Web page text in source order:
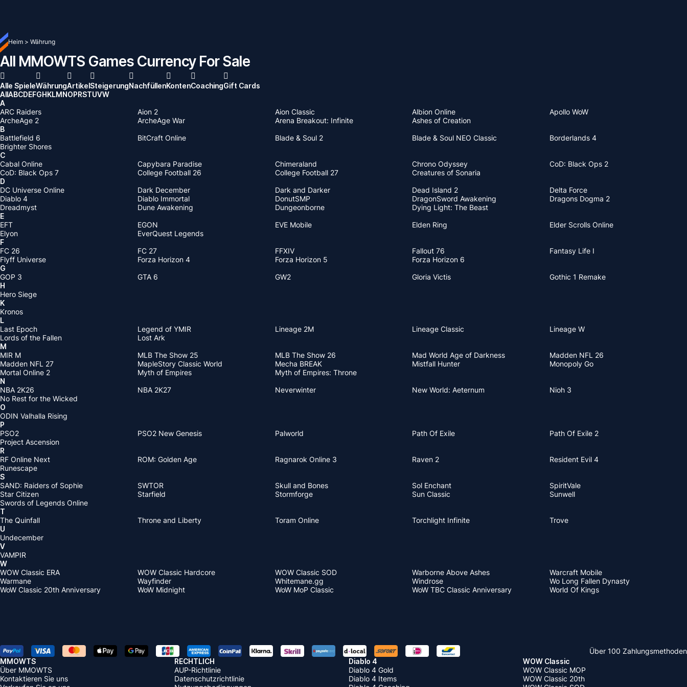
Heim > Währung
All MMOWTS Games Currency For Sale
Alle SpieleWährungArtikelSteigerungNachfüllenKontenCoachingGift Cards
AllABCDEFGHKLMNOPRSTUVW
A
ARC Raiders
Aion 2 Aion Classic Albion Online
Apollo WoW
ArcheAge 2
ArcheAge War Arena Breakout: Infinite
Ashes of Creation
B
Battlefield 6
BitCraft Online Blade & Soul 2 Blade & Soul NEO Classic
Borderlands 4
Brighter Shores
C
Cabal Online
Capybara Paradise Chimeraland Chrono Odyssey
CoD: Black Ops 2
CoD: Black Ops 7
College Football 26 College Football 27
Creatures of Sonaria
D
DC Universe Online
Dark December Dark and Darker Dead Island 2
Delta Force
Diablo 4
Diablo Immortal DonutSMP DragonSword Awakening
Dragons Dogma 2
Dreadmyst
Dune Awakening Dungeonborne
Dying Light: The Beast
E
EFT
EGON EVE Mobile Elden Ring
Elder Scrolls Online
Elyon
EverQuest Legends
F
FC 26
FC 27 FFXIV Fallout 76
Fantasy Life I
Flyff Universe
Forza Horizon 4 Forza Horizon 5
Forza Horizon 6
G
GOP 3
GTA 6 GW2 Gloria Victis
Gothic 1 Remake
H
Hero Siege
K
Kronos
L
Last Epoch
Legend of YMIR Lineage 2M Lineage Classic
Lineage W
Lords of the Fallen
Lost Ark
M
MIR M
MLB The Show 25 MLB The Show 26 Mad World Age of Darkness
Madden NFL 26
Madden NFL 27
MapleStory Classic World Mecha BREAK Mistfall Hunter
Monopoly Go
Mortal Online 2
Myth of Empires
Myth of Empires: Throne
N
NBA 2K26
NBA 2K27 Neverwinter New World: Aeternum
Nioh 3
No Rest for the Wicked
O
ODIN Valhalla Rising
P
PSO2
PSO2 New Genesis Palworld Path Of Exile
Path Of Exile 2
Project Ascension
R
RF Online Next
ROM: Golden Age Ragnarok Online 3 Raven 2
Resident Evil 4
Runescape
S
SAND: Raiders of Sophie
SWTOR Skull and Bones Sol Enchant
SpiritVale
Star Citizen
Starfield Stormforge Sun Classic
Sunwell
Swords of Legends Online
T
The Quinfall
Throne and Liberty Toram Online Torchlight Infinite
Trove
U
Undecember
V
VAMPIR
W
WOW Classic ERA
WOW Classic Hardcore WOW Classic SOD Warborne Above Ashes
Warcraft Mobile
Warmane
Wayfinder Whitemane.gg Windrose
Wo Long Fallen Dynasty
WoW Classic 20th Anniversary
WoW Midnight WoW MoP Classic WoW TBC Classic Anniversary World Of Kings
Über 100 Zahlungsmethoden
MMOWTS
Über MMOWTS
Kontaktieren Sie uns
RECHTLICH
AUP-Richtlinie
Datenschutzrichtlinie
Diablo 4
Diablo 4 Gold
Diablo 4 Items
WOW Classic
WOW Classic MOP
WOW Classic 20th